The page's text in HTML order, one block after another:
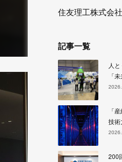
住友理工株式会
記事一覧
人
「
「
技
200